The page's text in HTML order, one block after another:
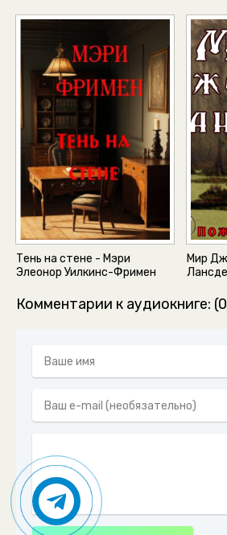
Тень на стене - Мэри
Элeoнор Уилкинс-Фримен
Мир
Комментарии к аудиокниге: